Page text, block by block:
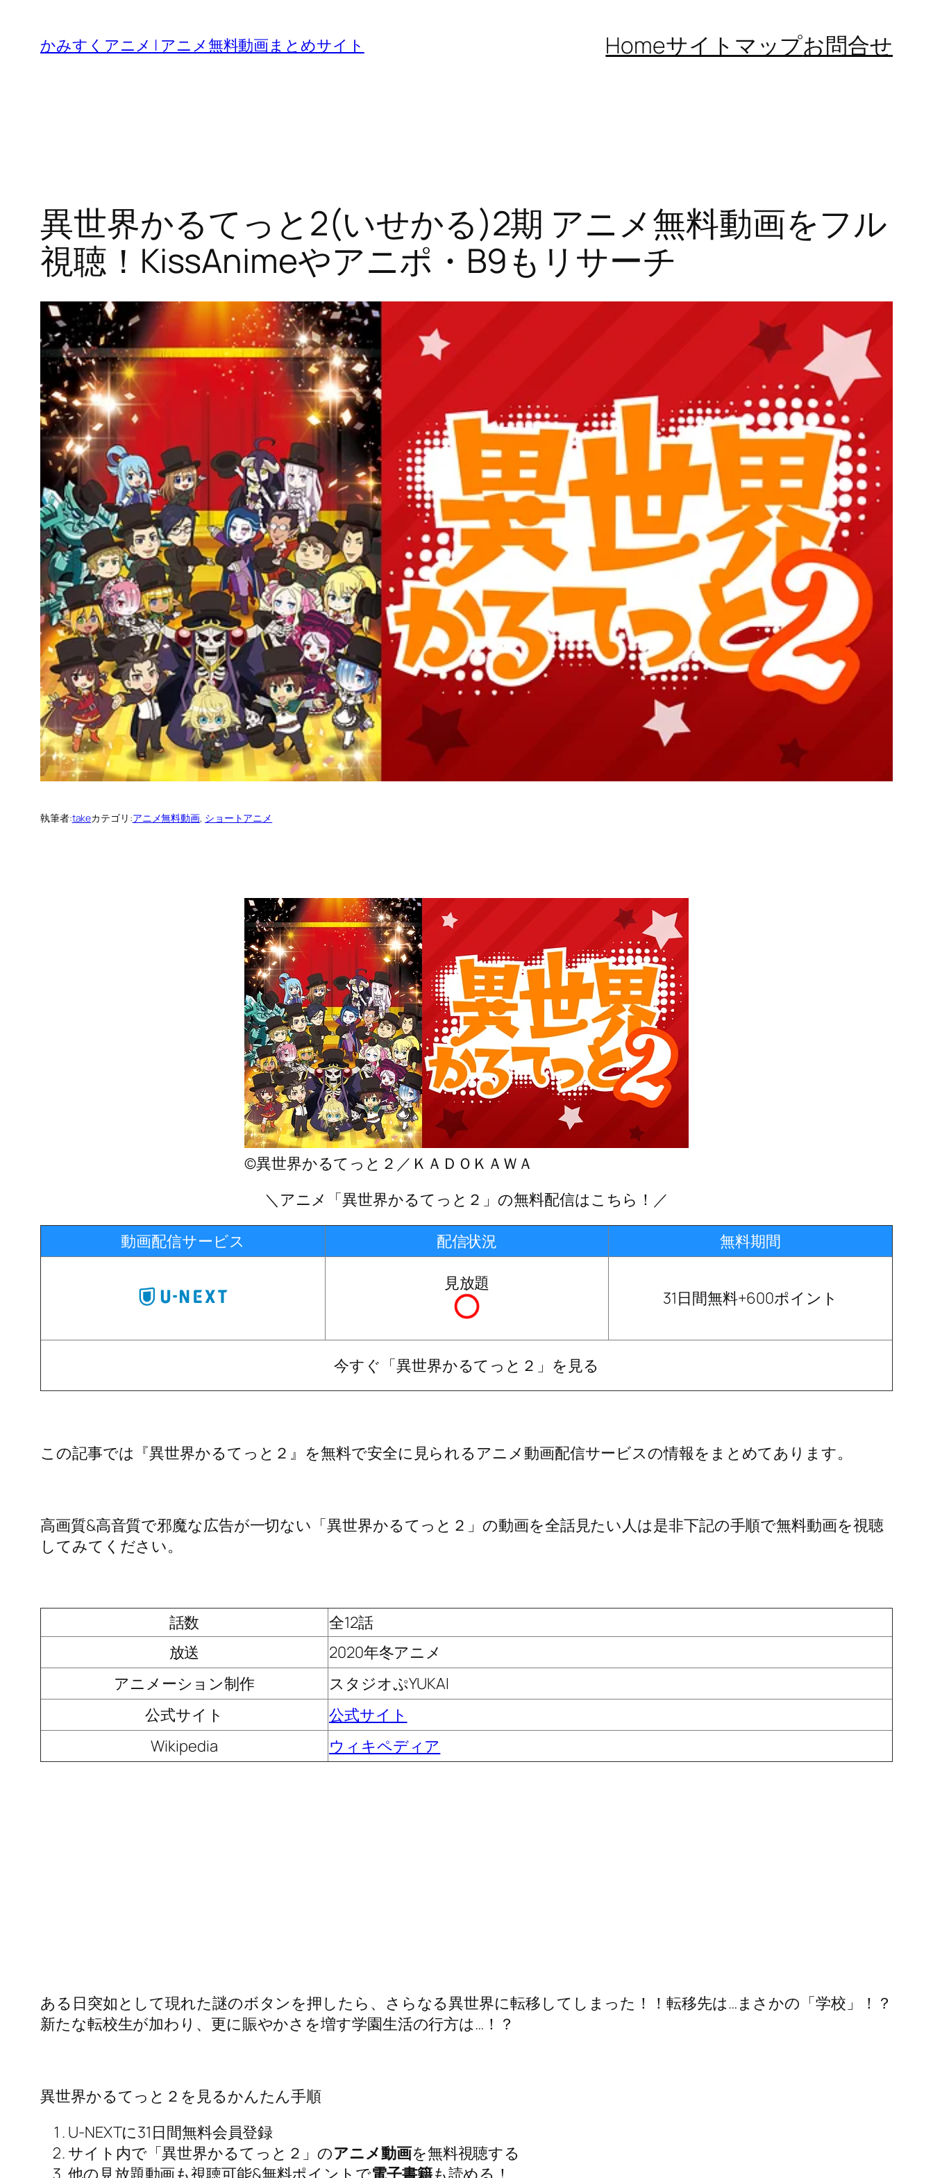
かみすくアニメ | アニメ無料動画まとめサイト Homeサイトマップお問合せ
異世界かるてっと2(いせかる)2期 アニメ無料動画をフル
視聴！KissAnimeやアニポ・B9もリサーチ
執筆者:takeカテゴリ:アニメ無料動画, ショートアニメ
©異世界かるてっと２／ＫＡＤＯＫＡＷＡ
＼アニメ「異世界かるてっと２」の無料配信はこちら！／
動画配信サービス
配信状況
無料期間
見放題
31日間無料+600ポイント
今すぐ「異世界かるてっと２」を見る
この記事では『異世界かるてっと２』を無料で安全に見られるアニメ動画配信サービスの情報をまとめてあります。
高画質&高音質で邪魔な広告が一切ない「異世界かるてっと２」の動画を全話見たい人は是非下記の手順で無料動画を視聴
してみてください。
話数
全12話
放送
2020年冬アニメ
アニメーション制作
スタジオぷYUKAI
公式サイト
公式サイト
Wikipedia
ウィキペディア
ある日突如として現れた謎のボタンを押したら、さらなる異世界に転移してしまった！！転移先は…まさかの「学校」！？
新たな転校生が加わり、更に賑やかさを増す学園生活の行方は…！？
異世界かるてっと２を見るかんたん手順
U-NEXTに31日間無料会員登録
サイト内で「異世界かるてっと２」のアニメ動画を無料視聴する